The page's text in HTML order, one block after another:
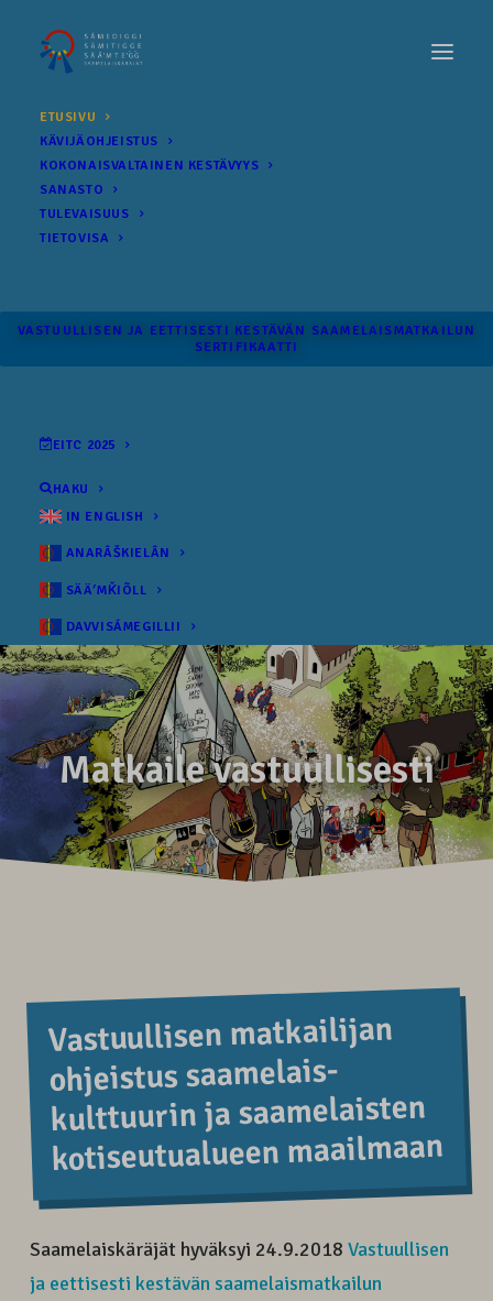
ETUSIVU
KÄVIJÄOHJEISTUS
KOKONAIS­VALTAINEN KESTÄVYYS
SANASTO
TULEVAISUUS
TIETOVISA
VASTUULLISEN JA EETTISESTI KESTÄVÄN SAAMELAISMATKAILUN
SERTIFIKAATTI
EITC 2025
HAKU
IN ENGLISH
ANARÂŠKIELÂN
SÄÄʹMǨIÕLL
DAVVISÁMEGILLII
Matkaile vastuullisesti
Vastuullisen matkailijan
ohjeistus saamelais­
kulttuurin ja saamelaisten
kotiseutualueen maailmaan
Saamelaiskäräjät hyväksyi 24.9.2018 Vastuullisen
ja eettisesti kestävän saamelaismatkailun